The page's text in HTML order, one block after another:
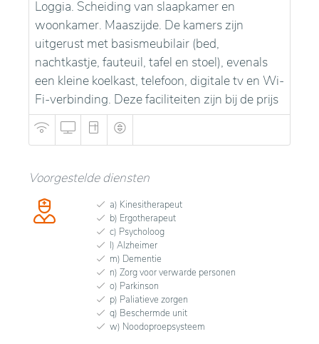
Loggia. Scheiding van slaapkamer en
woonkamer. Maaszijde. De kamers zijn
uitgerust met basismeubilair (bed,
nachtkastje, fauteuil, tafel en stoel), evenals
een kleine koelkast, telefoon, digitale tv en Wi-
Fi-verbinding. Deze faciliteiten zijn bij de prijs
Voorgestelde diensten
a) Kinesitherapeut
b) Ergotherapeut
c) Psycholoog
l) Alzheimer
m) Dementie
n) Zorg voor verwarde personen
o) Parkinson
p) Paliatieve zorgen
q) Beschermde unit
w) Noodoproepsysteem